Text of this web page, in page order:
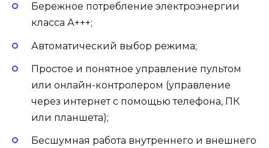
Бережное потребление электроэнергии
класса А+++;
Автоматический выбор режима;
Простое и понятное управление пультом
или онлайн-контролером (управление
через интернет с помощью телефона, ПК
или планшета);
Бесшумная работа внутреннего и внешнего